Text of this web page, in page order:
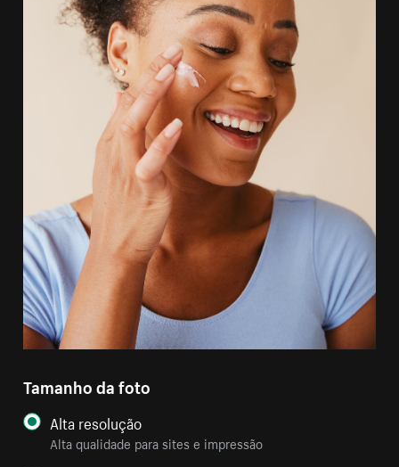
Tamanho da foto
Alta resolução
Alta qualidade para sites e impressão